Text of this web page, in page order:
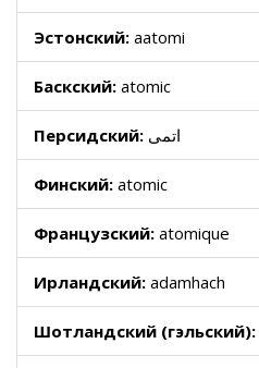
Эстонский: aatomi
Баскский: atomic
Персидский: اتمی
Финский: atomic
Французский: atomique
Ирландский: adamhach
Шотландский (гэльский):